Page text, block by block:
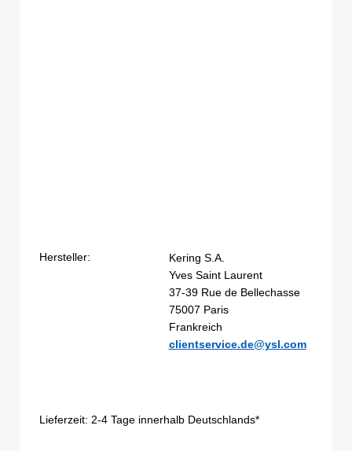
Hersteller:
Kering S.A.
Yves Saint Laurent
37-39 Rue de Bellechasse
75007 Paris
Frankreich
clientservice.de@ysl.com
Lieferzeit: 2-4 Tage innerhalb Deutschlands*